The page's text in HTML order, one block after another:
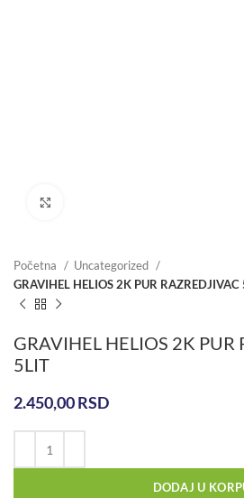
Početna
Uncategorized
GRAVIHEL HELIOS 2K PUR RAZREDJIVAC
GRAVIHEL HELIOS 2K PUR
5LIT
2.450,00RSD
DODAJ U